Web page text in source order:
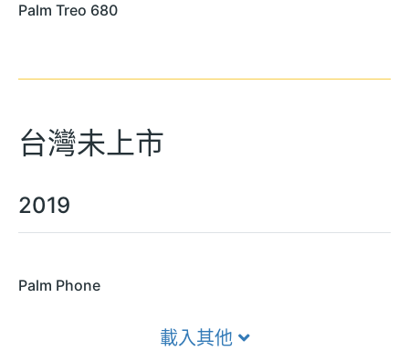
Palm Treo 680
台灣未上市
2019
Palm Phone
載入其他